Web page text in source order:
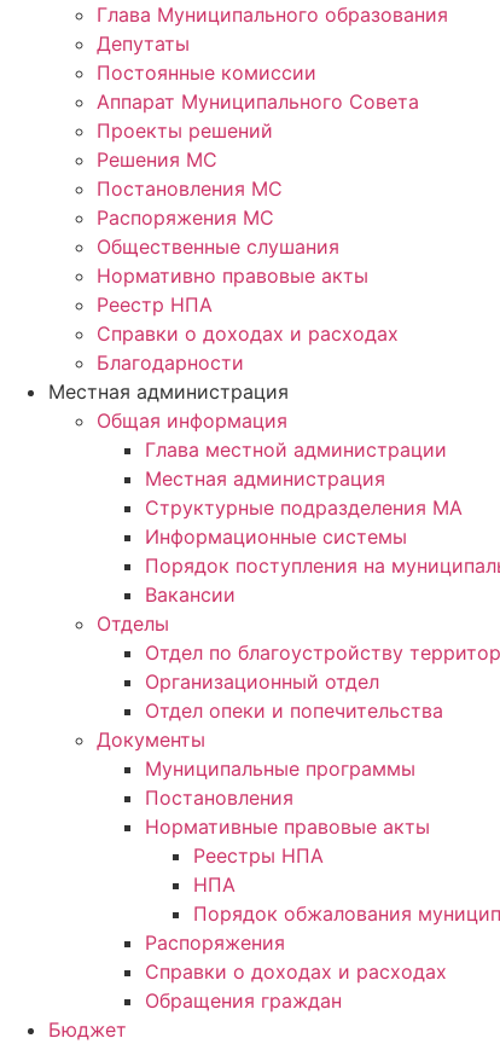
Глава Муниципального образования
Депутаты
Постоянные комиссии
Аппарат Муниципального Совета
Проекты решений
Решения МС
Постановления МС
Распоряжения МС
Общественные слушания
Нормативно правовые акты
Реестр НПА
Справки о доходах и расходах
Благодарности
Местная администрация
Общая информация
Глава местной администрации
Местная администрация
Структурные подразделения МА
Информационные системы
Порядок поступления на
Вакансии
Отделы
Отдел по благоустройству
Организационный отдел
Отдел опеки и попечительства
Документы
Муниципальные программы
Постановления
Нормативные правовые акты
Реестры НПА
НПА
Порядок обжалования
Распоряжения
Справки о доходах и расходах
Обращения граждан
Бюджет